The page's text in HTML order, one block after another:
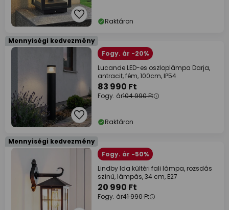
Raktáron
Mennyiségi kedvezmény
Fogy. ár -20%
Lucande LED-es oszloplámpa Darja,
antracit, fém, 100cm, IP54
83 990 Ft
Fogy. ár104 990 Ft
Raktáron
Mennyiségi kedvezmény
Fogy. ár -50%
Lindby Ida kültéri fali lámpa, rozsdás
színű, lámpás, 34 cm, E27
20 990 Ft
Fogy. ár41 990 Ft